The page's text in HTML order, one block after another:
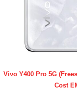
Vivo Y400 Pro 5G
Cost